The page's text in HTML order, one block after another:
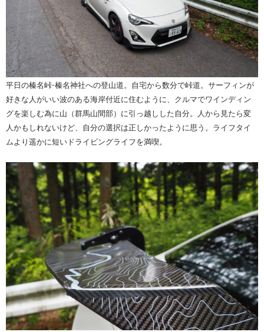
平日の榛名峠-榛名神社への登山道。自宅から数分で峠道。サーフィンが
好きな人がいい波のある海岸付近に住むように、クルマでワインディン
グを楽しむ為に山（群馬山間部）に引っ越しした自分。人から見たら変
人かもしれないけど、自分の選択は正しかったように思う。ライフタイ
ムより遥かに短いドライビングライフを満喫。